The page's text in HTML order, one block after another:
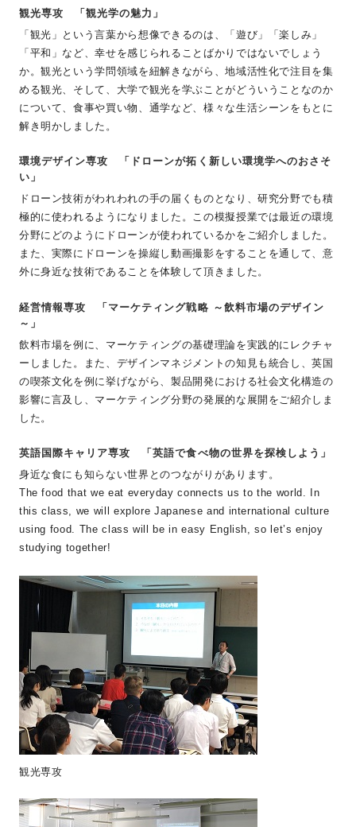
観光専攻 「観光学の魅力」
「観光」という言葉から想像できるのは、「遊び」「楽しみ」
「平和」など、幸せを感じられることばかりではないでしょう
か。観光という学問領域を紐解きながら、地域活性化で注目を集
める観光、そして、大学で観光を学ぶことがどういうことなのか
について、食事や買い物、通学など、様々な生活シーンをもとに
解き明かしました。
環境デザイン専攻 「ドローンが拓く新しい環境学へのおさそ
い」
ドローン技術がわれわれの手の届くものとなり、研究分野でも積
極的に使われるようになりました。この模擬授業では最近の環境
分野にどのようにドローンが使われているかをご紹介しました。
また、実際にドローンを操縦し動画撮影をすることを通して、意
外に身近な技術であることを体験して頂きました。
経営情報専攻 「マーケティング戦略 ～飲料市場のデザイン
～」
飲料市場を例に、マーケティングの基礎理論を実践的にレクチャ
ーしました。また、デザインマネジメントの知見も統合し、英国
の喫茶文化を例に挙げながら、製品開発における社会文化構造の
影響に言及し、マーケティング分野の発展的な展開をご紹介しま
した。
英語国際キャリア専攻 「英語で食べ物の世界を探検しよう」
身近な食にも知らない世界とのつながりがあります。
The food that we eat everyday connects us to the world. In
this class, we will explore Japanese and international culture
using food. The class will be in easy English, so let’s enjoy
studying together!
観光専攻